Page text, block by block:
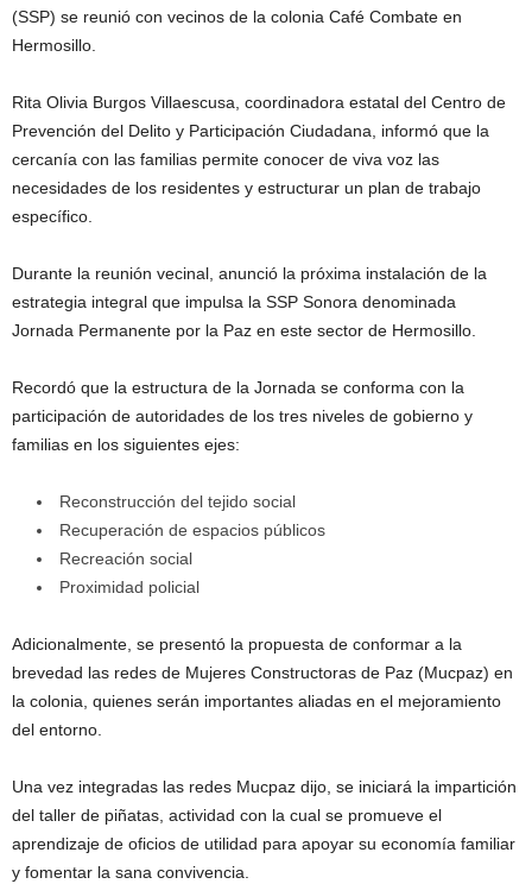
(SSP) se reunió con vecinos de la colonia Café Combate en
Hermosillo.
Rita Olivia Burgos Villaescusa, coordinadora estatal del Centro de
Prevención del Delito y Participación Ciudadana, informó que la
cercanía con las familias permite conocer de viva voz las
necesidades de los residentes y estructurar un plan de trabajo
específico.
Durante la reunión vecinal, anunció la próxima instalación de la
estrategia integral que impulsa la SSP Sonora denominada
Jornada Permanente por la Paz en este sector de Hermosillo.
Recordó que la estructura de la Jornada se conforma con la
participación de autoridades de los tres niveles de gobierno y
familias en los siguientes ejes:
Reconstrucción del tejido social
Recuperación de espacios públicos
Recreación social
Proximidad policial
Adicionalmente, se presentó la propuesta de conformar a la
brevedad las redes de Mujeres Constructoras de Paz (Mucpaz) en
la colonia, quienes serán importantes aliadas en el mejoramiento
del entorno.
Una vez integradas las redes Mucpaz dijo, se iniciará la impartición
del taller de piñatas, actividad con la cual se promueve el
aprendizaje de oficios de utilidad para apoyar su economía familiar
y fomentar la sana convivencia.